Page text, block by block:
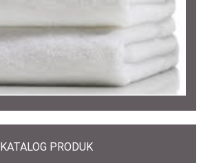
KATALOG PRODUK